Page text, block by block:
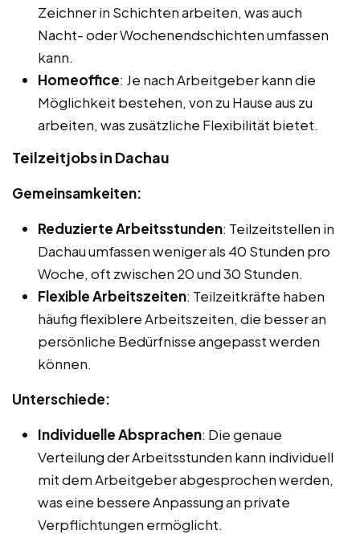
Zeichner in Schichten arbeiten, was auch
Nacht- oder Wochenendschichten umfassen
kann.
Homeoffice: Je nach Arbeitgeber kann die
Möglichkeit bestehen, von zu Hause aus zu
arbeiten, was zusätzliche Flexibilität bietet.
Teilzeitjobs in Dachau
Gemeinsamkeiten:
Reduzierte Arbeitsstunden: Teilzeitstellen in
Dachau umfassen weniger als 40 Stunden pro
Woche, oft zwischen 20 und 30 Stunden.
Flexible Arbeitszeiten: Teilzeitkräfte haben
häufig flexiblere Arbeitszeiten, die besser an
persönliche Bedürfnisse angepasst werden
können.
Unterschiede:
Individuelle Absprachen: Die genaue
Verteilung der Arbeitsstunden kann individuell
mit dem Arbeitgeber abgesprochen werden,
was eine bessere Anpassung an private
Verpflichtungen ermöglicht.